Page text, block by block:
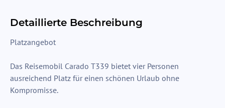
Detaillierte Beschreibung
Platzangebot
Das Reisemobil Carado T339 bietet vier Personen
ausreichend Platz für einen schönen Urlaub ohne
Kompromisse.